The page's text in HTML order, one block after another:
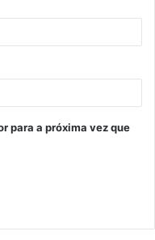
para a próxima vez que